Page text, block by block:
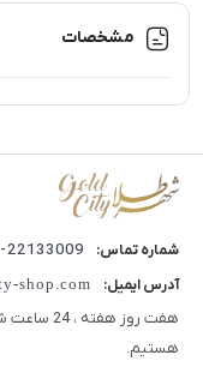
مشخصات
شماره تماس: 22133009-021
آدرس ایمیل: shop.com
هفت روز
هستیم.